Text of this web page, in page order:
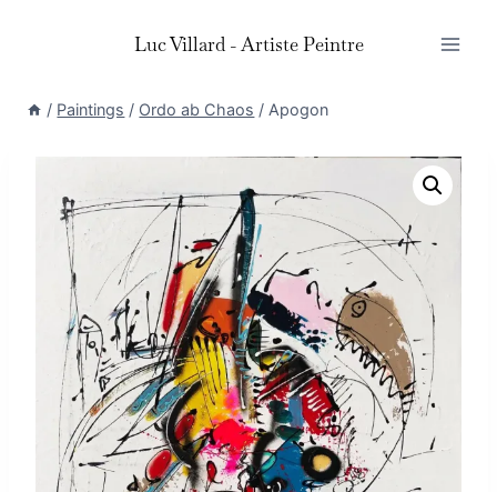
Luc Villard - Artiste Peintre
/ Paintings / Ordo ab Chaos / Apogon